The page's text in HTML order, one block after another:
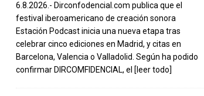
6.8.2026.- Dirconfodencial.com publica que el
festival iberoamericano de creación sonora
Estación Podcast inicia una nueva etapa tras
celebrar cinco ediciones en Madrid, y citas en
Barcelona, Valencia o Valladolid. Según ha podido
confirmar DIRCOMFIDENCIAL, el [leer todo]